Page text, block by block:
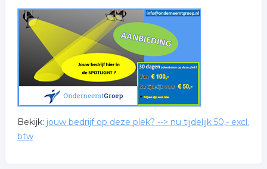
Bekijk: jouw bedrijf op deze plek? --> nu tijdelijk 50,- excl.
btw